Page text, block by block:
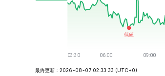
最終更新：2026-08-07 02:33:33 (UTC+0)